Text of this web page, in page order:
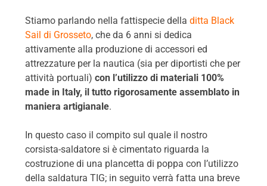
Stiamo parlando nella fattispecie delladitta Black
Sail di Grosseto, che da 6 anni si dedica
attivamente alla produzione di accessori ed
attrezzature per la nautica (sia per diportisti che per
attività portuali)con l’utilizzo di materiali 100%
made in Italy, il tutto rigorosamente assemblato in
maniera artigianale.
In questo caso il compito sul quale il nostro
corsista-saldatore si è cimentato riguarda la
costruzione di una plancetta di poppa con l’utilizzo
della saldatura TIG; in seguito verrà fatta una breve